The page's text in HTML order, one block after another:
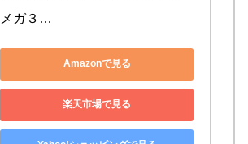
メガ３…
Amazonで見る
楽天市場で見る